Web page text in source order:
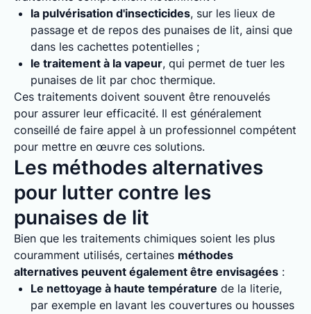
la pulvérisation d'insecticides, sur les lieux de
passage et de repos des punaises de lit, ainsi que
dans les cachettes potentielles ;
le traitement à la vapeur, qui permet de tuer les
punaises de lit par choc thermique.
Ces traitements doivent souvent être renouvelés
pour assurer leur efficacité. Il est généralement
conseillé de faire appel à un professionnel compétent
pour mettre en œuvre ces solutions.
Les méthodes alternatives
pour lutter contre les
punaises de lit
Bien que les traitements chimiques soient les plus
couramment utilisés, certaines méthodes
alternatives peuvent également être envisagées :
Le nettoyage à haute température de la literie,
par exemple en lavant les couvertures ou housses